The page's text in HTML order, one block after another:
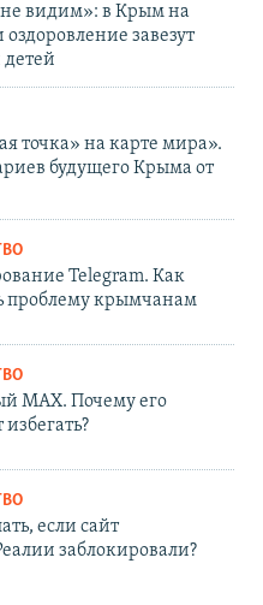
не видим»: в Крым на
оздоровление завезут
детей
точка» на карте мира».
будущего Крыма от
Telegram. Как
проблему крымчанам
MAX. Почему его
избегать?
если сайт
заблокировали?